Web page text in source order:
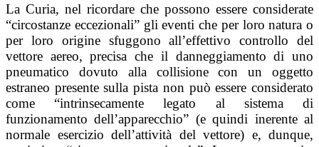
La Curia, nel ricordare che possono essere considerate
“circostanze eccezionali” gli eventi che per loro natura o
per loro origine sfuggono all’effettivo controllo del
vettore aereo, precisa che il danneggiamento di uno
pneumatico dovuto alla collisione con un oggetto
estraneo presente sulla pista non può essere considerato
come “intrinsecamente legato al sistema di
funzionamento dell’apparecchio” (e quindi inerente al
normale esercizio dell’attività del vettore) e, dunque,